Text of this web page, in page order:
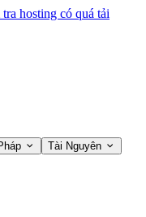
hosting có quá tải
Tài Nguyên